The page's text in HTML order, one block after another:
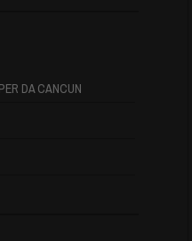
DA CANCUN